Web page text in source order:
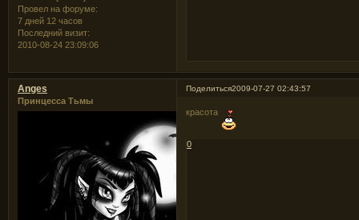
Провел на форуме:
7 дней 12 часов
Последний визит:
2010-08-24 23:09:06
Поделиться2009-07-27 02:43:57
Anges
Принцесса Тьмы
красота
0